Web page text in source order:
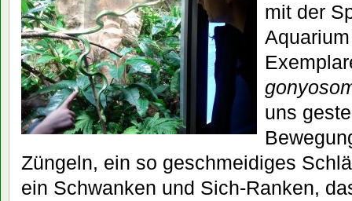
mit der
uns
Züngeln, ein so geschmeidiges
ein Schwanken und Sich-Ranken,